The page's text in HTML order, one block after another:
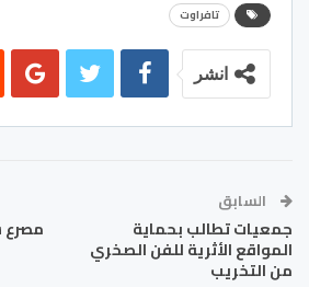
تافراوت
انشر
السابق
جمعيات تطالب بحماية
المواقع الأثرية للفن الصخري
من التخريب
مصرع